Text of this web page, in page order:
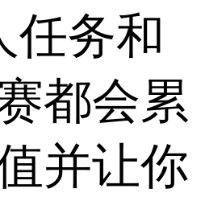
任务和
都会累
并让你